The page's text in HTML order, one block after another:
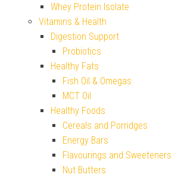
Whey Protein Isolate
Vitamins & Health
Digestion Support
Probiotics
Healthy Fats
Fish Oil & Omegas
MCT Oil
Healthy Foods
Cereals and Porridges
Energy Bars
Flavourings and Sweeteners
Nut Butters